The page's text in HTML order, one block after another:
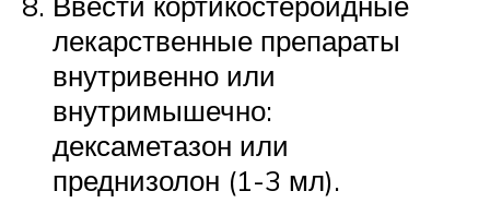
лекарственные препараты
внутривенно или
внутримышечно:
дексаметазон или
преднизолон (1-3 мл).